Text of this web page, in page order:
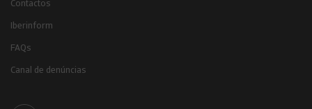
Contactos
Iberinform
FAQs
Canal de denúncias